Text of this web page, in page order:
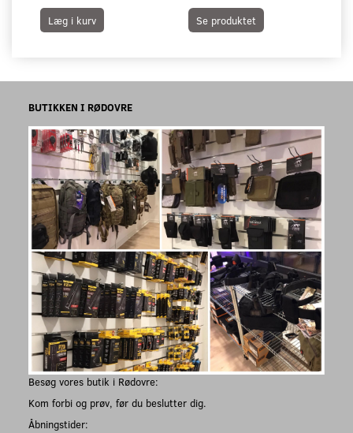
Læg i kurv Se produktet
BUTIKKEN I RØDOVRE
Besøg vores butik i Rødovre:
Kom forbi og prøv, før du beslutter dig.
Åbningstider: